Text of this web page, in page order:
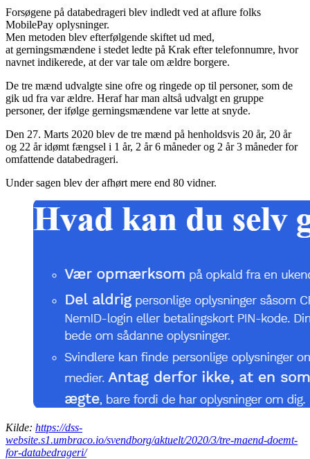
Forsøgene på databedrageri blev indledt ved at aflure folks
MobilePay oplysninger.
Men metoden blev efterfølgende skiftet ud med,
at gerningsmændene i stedet ledte på Krak efter telefonnumre, hvor
navnet indikerede, at der var tale om ældre borgere.
De tre mænd udvalgte sine ofre og ringede op til personer, som de
gik ud fra var ældre. Heraf har man altså udvalgt en gruppe
personer, der ifølge gerningsmændene var lette at snyde.
Den 27. Marts 2020 blev de tre mænd på henholdsvis 20 år, 20 år
og 22 år idømt fængsel i 1 år, 2 år 6 måneder og 2 år 3 måneder for
omfattende databedrageri.
Under sagen blev der afhørt mere end 80 vidner.
Kilde: https://dss-
website.s1.umbraco.io/svendborg/aktuelt/2020/3/tre-maend-doemt-
for-databedrageri/